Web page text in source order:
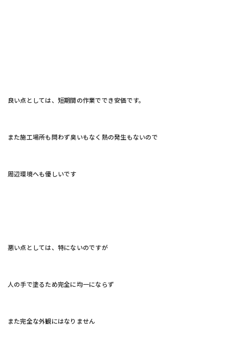
良い点としては、短期間の作業ででき安価です。
また施工場所も問わず臭いもなく熱の発生もないので
周辺環境へも優しいです
悪い点としては、特にないのですが
人の手で塗るため完全に均一にならず
また完全な外観にはなりません